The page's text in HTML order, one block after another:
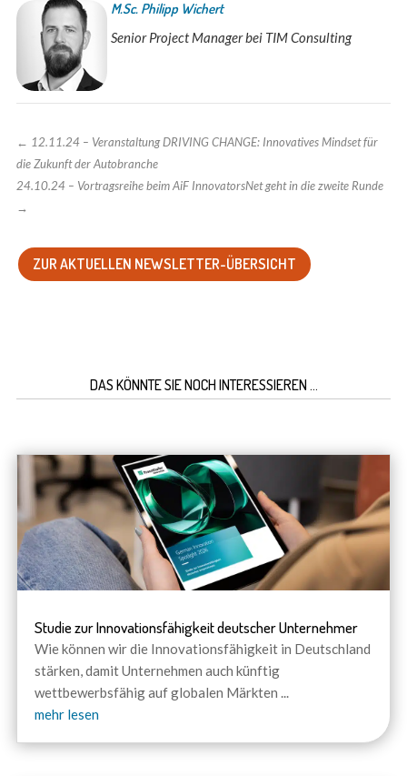
M.Sc. Philipp Wichert
Senior Project Manager bei TIM Consulting
← 12.11.24 – Veranstaltung DRIVING CHANGE: Innovatives Mindset für
die Zukunft der Autobranche
24.10.24 – Vortragsreihe beim AiF InnovatorsNet geht in die zweite Runde
→
ZUR AKTUELLEN NEWSLETTER-ÜBERSICHT
DAS KÖNNTE SIE NOCH INTERESSIEREN …
Studie zur Innovationsfähigkeit deutscher Unternehmer
Wie können wir die Innovationsfähigkeit in Deutschland
stärken, damit Unternehmen auch künftig
wettbewerbsfähig auf globalen Märkten ...
mehr lesen